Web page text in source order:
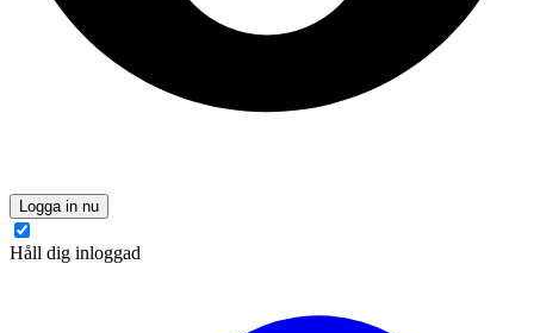
Logga in nu
Håll dig inloggad